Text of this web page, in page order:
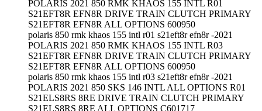
POLARIS 2021 850 RMK KHAOS 155 INTL R01
S21EFT8R EFN8R DRIVE TRAIN CLUTCH PRIMARY
S21EFT8R EFN8R ALL OPTIONS 600950
polaris 850 rmk khaos 155 intl r01 s21eft8r efn8r -2021
POLARIS 2021 850 RMK KHAOS 155 INTL R03
S21EFT8R EFN8R DRIVE TRAIN CLUTCH PRIMARY
S21EFT8R EFN8R ALL OPTIONS 600950
polaris 850 rmk khaos 155 intl r03 s21eft8r efn8r -2021
POLARIS 2021 850 SKS 146 INTL ALL OPTIONS R01
S21ELS8RS 8RE DRIVE TRAIN CLUTCH PRIMARY
S21ELS8RS 8RE ALL OPTIONS C601717